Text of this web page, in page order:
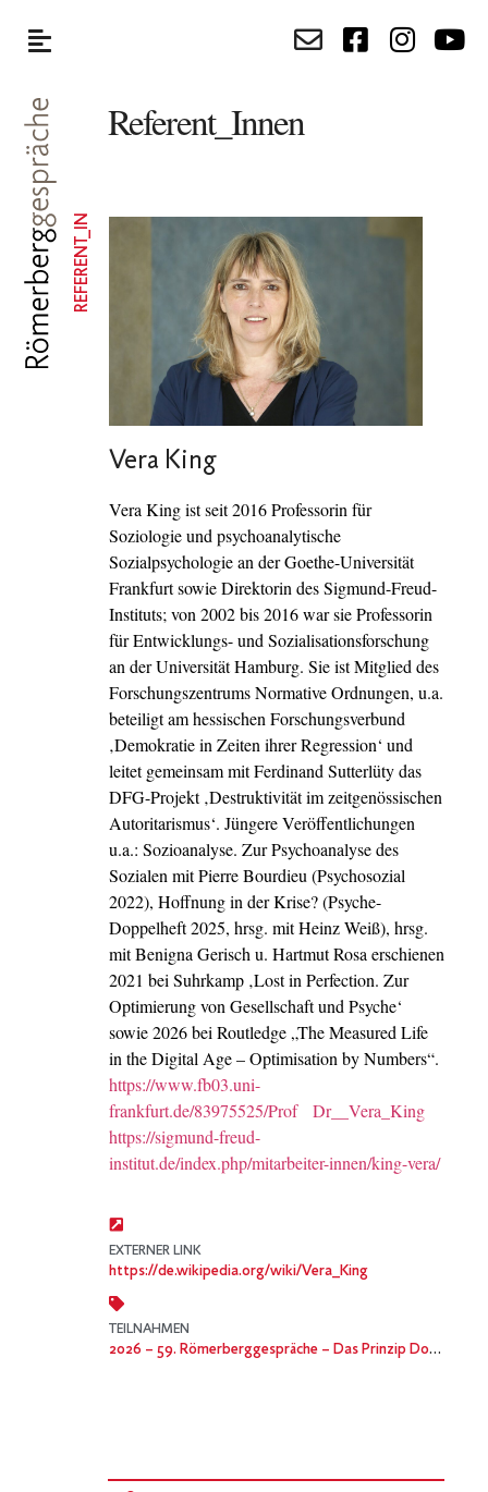
Referent_Innen
REFERENT_IN
Vera King
Vera King ist seit 2016 Professorin für
Soziologie und psychoanalytische
Sozialpsychologie an der Goethe-Universität
Frankfurt sowie Direktorin des Sigmund-Freud-
Instituts; von 2002 bis 2016 war sie Professorin
für Entwicklungs- und Sozialisationsforschung
an der Universität Hamburg. Sie ist Mitglied des
Forschungszentrums Normative Ordnungen, u.a.
beteiligt am hessischen Forschungsverbund
‚Demokratie in Zeiten ihrer Regression‘ und
leitet gemeinsam mit Ferdinand Sutterlüty das
DFG-Projekt ‚Destruktivität im zeitgenössischen
Autoritarismus‘. Jüngere Veröffentlichungen
u.a.: Sozioanalyse. Zur Psychoanalyse des
Sozialen mit Pierre Bourdieu (Psychosozial
2022), Hoffnung in der Krise? (Psyche-
Doppelheft 2025, hrsg. mit Heinz Weiß), hrsg.
mit Benigna Gerisch u. Hartmut Rosa erschienen
2021 bei Suhrkamp ‚Lost in Perfection. Zur
Optimierung von Gesellschaft und Psyche‘
sowie 2026 bei Routledge „The Measured Life
in the Digital Age – Optimisation by Numbers“.
https://www.fb03.uni-
frankfurt.de/83975525/Prof Dr__Vera_King
https://sigmund-freud-
institut.de/index.php/mitarbeiter-innen/king-vera/
EXTERNER LINK
https://de.wikipedia.org/wiki/Vera_King
TEILNAHMEN
2026 – 59. Römerberggespräche – Das Prinzip Donald Trump und die Verrohung der Welt